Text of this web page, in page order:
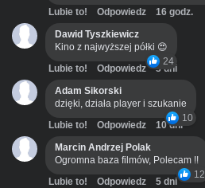
Lubie to! Odpowiedz
16 godz.
Dawid Tyszkiewicz
Kino z najwyższej półki 😍
24
Lubie to! Odpowiedz
3 dni
Adam Sikorski
dzięki, działa player i szukanie
10
Lubie to! Odpowiedz
10 dni
Marcin Andrzej Polak
Ogromna baza filmów, Polecam !!
12
Lubie to! Odpowiedz 5 dni